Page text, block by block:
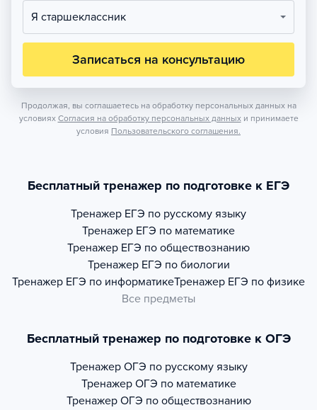
Я старшеклассник
Записаться на консультацию
Продолжая, вы соглашаетесь на обработку персональных данных на
условиях Согласия на обработку персональных данных и принимаете
условия Пользовательского соглашения.
Бесплатный тренажер по подготовке к ЕГЭ
Тренажер ЕГЭ по русскому языку
Тренажер ЕГЭ по математике
Тренажер ЕГЭ по обществознанию
Тренажер ЕГЭ по биологии
Тренажер ЕГЭ по информатикеТренажер ЕГЭ по физике
Все предметы
Бесплатный тренажер по подготовке к ОГЭ
Тренажер ОГЭ по русскому языку
Тренажер ОГЭ по математике
Тренажер ОГЭ по обществознанию